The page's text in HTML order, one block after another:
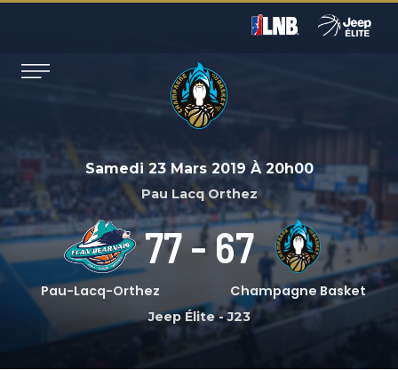
Samedi 23 Mars 2019 À 20h00
Pau Lacq Orthez
Champagne Basket
67
-
77
Pau-Lacq-Orthez
Jeep Élite-J23